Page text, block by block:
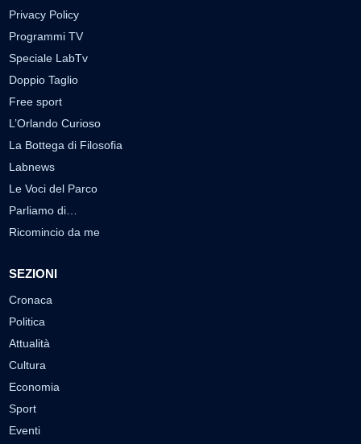
Privacy Policy
Programmi TV
Speciale LabTv
Doppio Taglio
Free sport
L’Orlando Curioso
La Bottega di Filosofia
Labnews
Le Voci del Parco
Parliamo di…
Ricomincio da me
SEZIONI
Cronaca
Politica
Attualità
Cultura
Economia
Sport
Eventi